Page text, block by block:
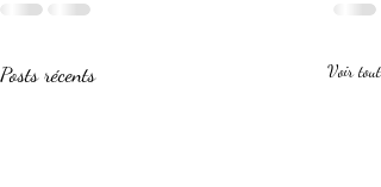
Posts récents Voir tout